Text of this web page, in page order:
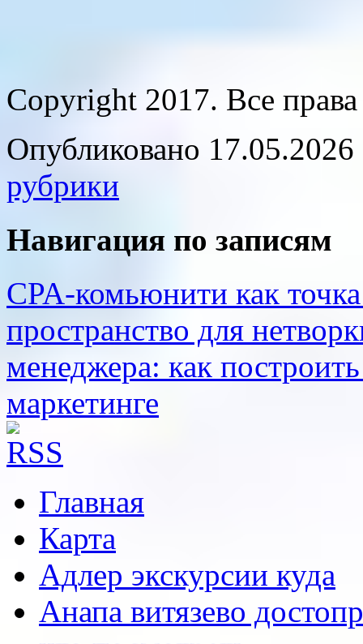
Copyright 2017. Все
Опубликовано 17.05.2026
рубрики
Навигация по записям
CPA-комьюнити как
пространство для
менеджера: как
маркетинге
Главная
Карта
Адлер экскурсии куда
Анапа витязево